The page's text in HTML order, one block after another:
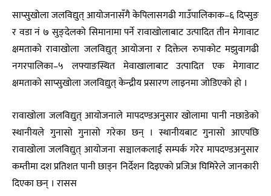
साप्सुखोला जलविद्युत् आयोजनासँगै केपिलासगढी गाउँपालिकाक–६ दिप्सुङ
र वडा नं ७ सुङ्देलको सिमानामा पर्ने रावाखोलाबाट उत्पादित तीन मेगावाट
क्षमताको रावाखोला जलविद्युत् आयोजना र दिक्तेल रुपाकोट मझुवागढी
नगरपालिका–५ लफ्याङस्थित मेवाखालाबाट उत्पादित एक मेगावाट
क्षमताको साप्सुखोला जलविद्युत् केन्द्रीय प्रसारण लाइनमा जोडिएको हो ।
रावाखोला जलविद्युत् आयोजनाले मापदण्डअनुसार खोलामा पानी नछाडेको
स्थानीयले गुनासो गुनासो गरेका छन् । स्थानीयबाट गुनासो आएपछि
रावाखोला जलविद्युत् आयोजना सञ्चालकलाई सम्पर्क गरेर मापदण्डअनुसार
कम्तीमा दश प्रतिशत पानी छाड्न निर्देशन दिइएको प्रजिअ घिमिरेले जानकारी
दिएका छन् । रासस